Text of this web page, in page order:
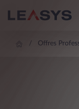
Offres